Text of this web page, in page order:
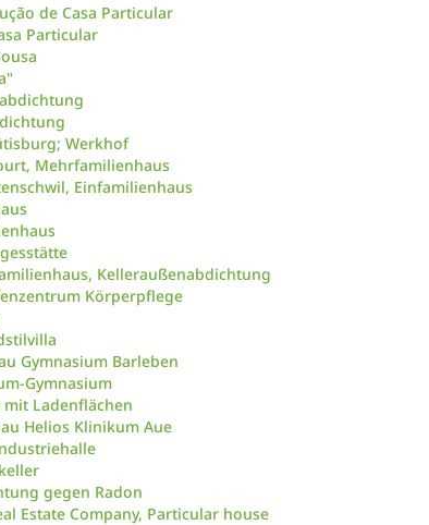
de Casa Particular
Particular
Werkhof
Mehrfamilienhaus
Einfamilienhaus
Kelleraußenabdichtung
Körperpflege
Gymnasium Barleben
Gymnasium
Ladenflächen
Helios Klinikum Aue
gegen Radon
Estate Company, Particular house